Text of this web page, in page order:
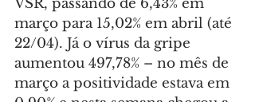
VSR, passando de 6,43% em
março para 15,02% em abril (até
22/04). Já o vírus da gripe
aumentou 497,78% – no mês de
março a positividade estava em